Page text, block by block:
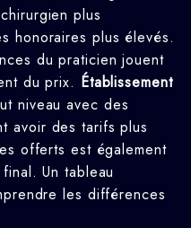
plus
honoraires plus élevés.
du praticien jouent
du prix. Établissement
niveau avec des
avoir des tarifs plus
offerts est également
Un tableau
les différences